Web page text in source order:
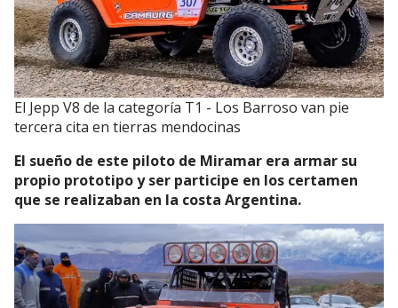
El Jepp V8 de la categoría T1 - Los Barroso van pie
tercera cita en tierras mendocinas
El sueño de este piloto de Miramar era armar su
propio prototipo y ser participe en los certamen
que se realizaban en la costa Argentina.